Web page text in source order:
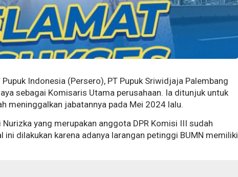
Pupuk Indonesia (Persero), PT Pupuk Sriwidjaja Palembang
sebagai Komisaris Utama perusahaan. Ia ditunjuk untuk
meninggalkan jabatannya pada Mei 2024 lalu.
yang merupakan anggota DPR Komisi III sudah
dilakukan karena adanya larangan petinggi BUMN memiliki